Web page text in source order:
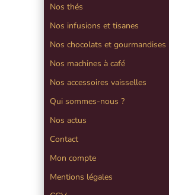
Nos thés
Nos infusions et tisanes
Nos chocolats et gourmandises
Nos machines à café
Nos accessoires vaisselles
Qui sommes-nous ?
Nos actus
Contact
Mon compte
Mentions légales